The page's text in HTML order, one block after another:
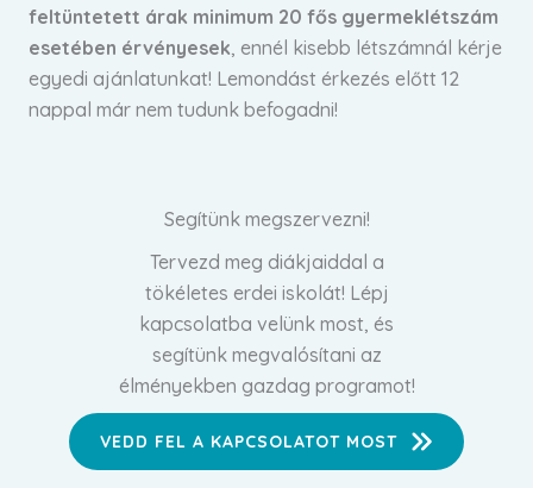
feltüntetett árak minimum 20 fős gyermeklétszám
esetében érvényesek, ennél kisebb létszámnál kérje
egyedi ajánlatunkat! Lemondást érkezés előtt 12
nappal már nem tudunk befogadni!
Segítünk megszervezni!
Tervezd meg diákjaiddal a
tökéletes erdei iskolát! Lépj
kapcsolatba velünk most, és
segítünk megvalósítani az
élményekben gazdag programot!
VEDD FEL A KAPCSOLATOT MOST